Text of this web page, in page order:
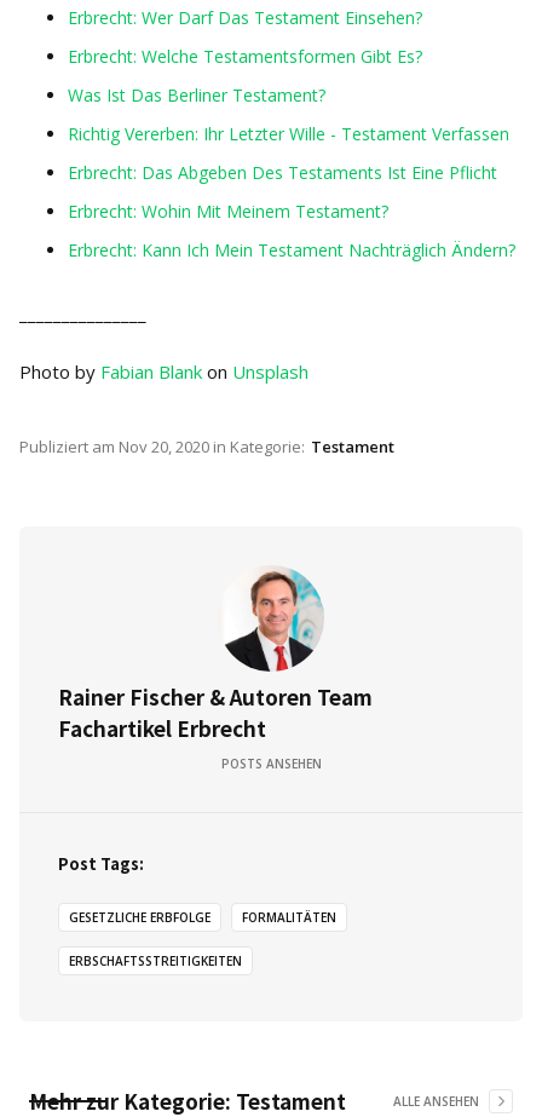
Erbrecht: Wer Darf Das Testament Einsehen?
Erbrecht: Welche Testamentsformen Gibt Es?
Was Ist Das Berliner Testament?
Richtig Vererben: Ihr Letzter Wille - Testament Verfassen
Erbrecht: Das Abgeben Des Testaments Ist Eine Pflicht
Erbrecht: Wohin Mit Meinem Testament?
Erbrecht: Kann Ich Mein Testament Nachträglich Ändern?
Photo by Fabian Blank on Unsplash
Publiziert am Nov 20, 2020 in Kategorie: Testament
Rainer Fischer & Autoren Team
Fachartikel Erbrecht
POSTS ANSEHEN
Post Tags:
GESETZLICHE ERBFOLGE FORMALITÄTEN
ERBSCHAFTSSTREITIGKEITEN
Mehr zur Kategorie: Testament ALLE ANSEHEN